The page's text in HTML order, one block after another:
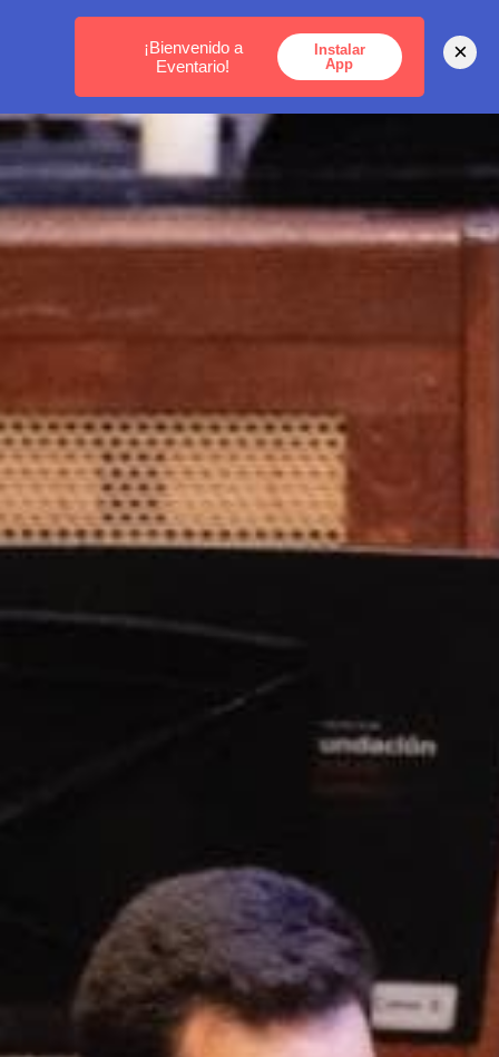
MEDELLÍN - BOGOTÁ - CARTAGENA
¡Bienvenido a
Eventario!
Instalar
App
×